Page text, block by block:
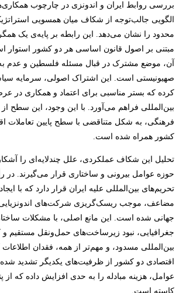
بررسی روابط ایران و اندونزی در چارچوب
الگویی جالب‌توجه از شکاف میان همسویی
محدود را نشان می‌دهد. این رابطه بر پایه‌ی یک
مبتنی بر اصول قانون اساسی هر دو کشور استوار
آن، موضع مشترک در قبال مسئله فلسطین و عدم
صهیونیستی است. این اشتراک اصولی، سرمایه
کرده که بستر مناسبی برای اعتماد و همکاری در
بین‌المللی فراهم می‌آورد. با این وجود، این سطح
فرهنگی، به شکل متناقضی با سطح پایین تعاملات
کشور همراه شده است.
تحلیل این شکاف عملکردی، علل چندلایه‌ای را
حوزه عوامل بیرونی و ساختاری قرار می‌گیرند. در
تحریم‌های بین‌المللی علیه ایران قرار دارد که با
مضاعف، موجب ریسک‌گریزی شرکت‌های اندونزیایی
جهانی شده است. این مانع اصلی، با مشکلات
جغرافیایی، نبود زیرساخت‌های حمل‌ونقل مستقیم و
بین‌المللی مسدود، و مهم‌تر از همه، فقدان اطلاعات
اقتصادی دو کشور از ظرفیت‌های یکدیگر تشدید
عوامل، هزینه مبادله را به حدی افزایش داده که از
کاسته است.